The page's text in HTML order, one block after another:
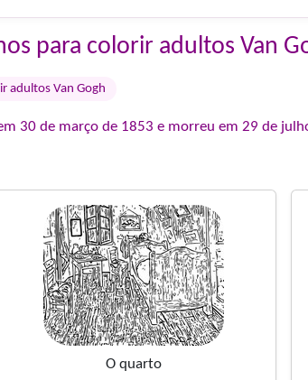
para colorir adultos Van
adultos Van Gogh
30 de março de 1853 e morreu em 29 de
O quarto